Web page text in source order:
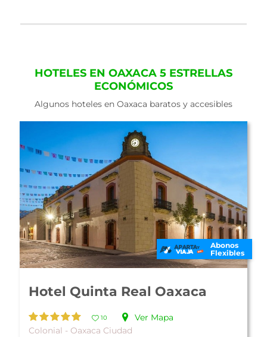
HOTELES EN OAXACA 5 ESTRELLAS
ECONÓMICOS
Algunos hoteles en Oaxaca baratos y accesibles
Abonos
Flexibles
Hotel Quinta Real Oaxaca
10
Ver Mapa
Colonial - Oaxaca Ciudad